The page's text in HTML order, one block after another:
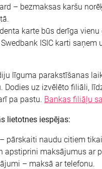
– bezmaksas karšu
karte būs derīga
ISIC karti
līguma parakstīšanas
Dodies uz izvēlēto filiāli,
pa pastu. Bankas filiāļu
lietotnes iespējas:
pārskaiti naudu citiem
apstiprini maksājumus ar
– maksā ar telefonu.